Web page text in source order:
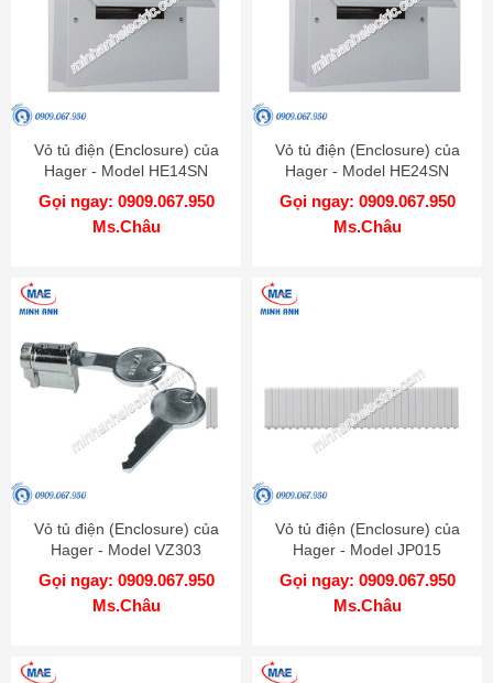
Vỏ tủ điện (Enclosure) của
Hager - Model HE14SN
Gọi ngay: 0909.067.950
Ms.Châu
Vỏ tủ điện (Enclosure) của
Hager - Model HE24SN
Gọi ngay: 0909.067.950
Ms.Châu
Vỏ tủ điện (Enclosure) của
Hager - Model VZ303
Gọi ngay: 0909.067.950
Ms.Châu
Vỏ tủ điện (Enclosure) của
Hager - Model JP015
Gọi ngay: 0909.067.950
Ms.Châu